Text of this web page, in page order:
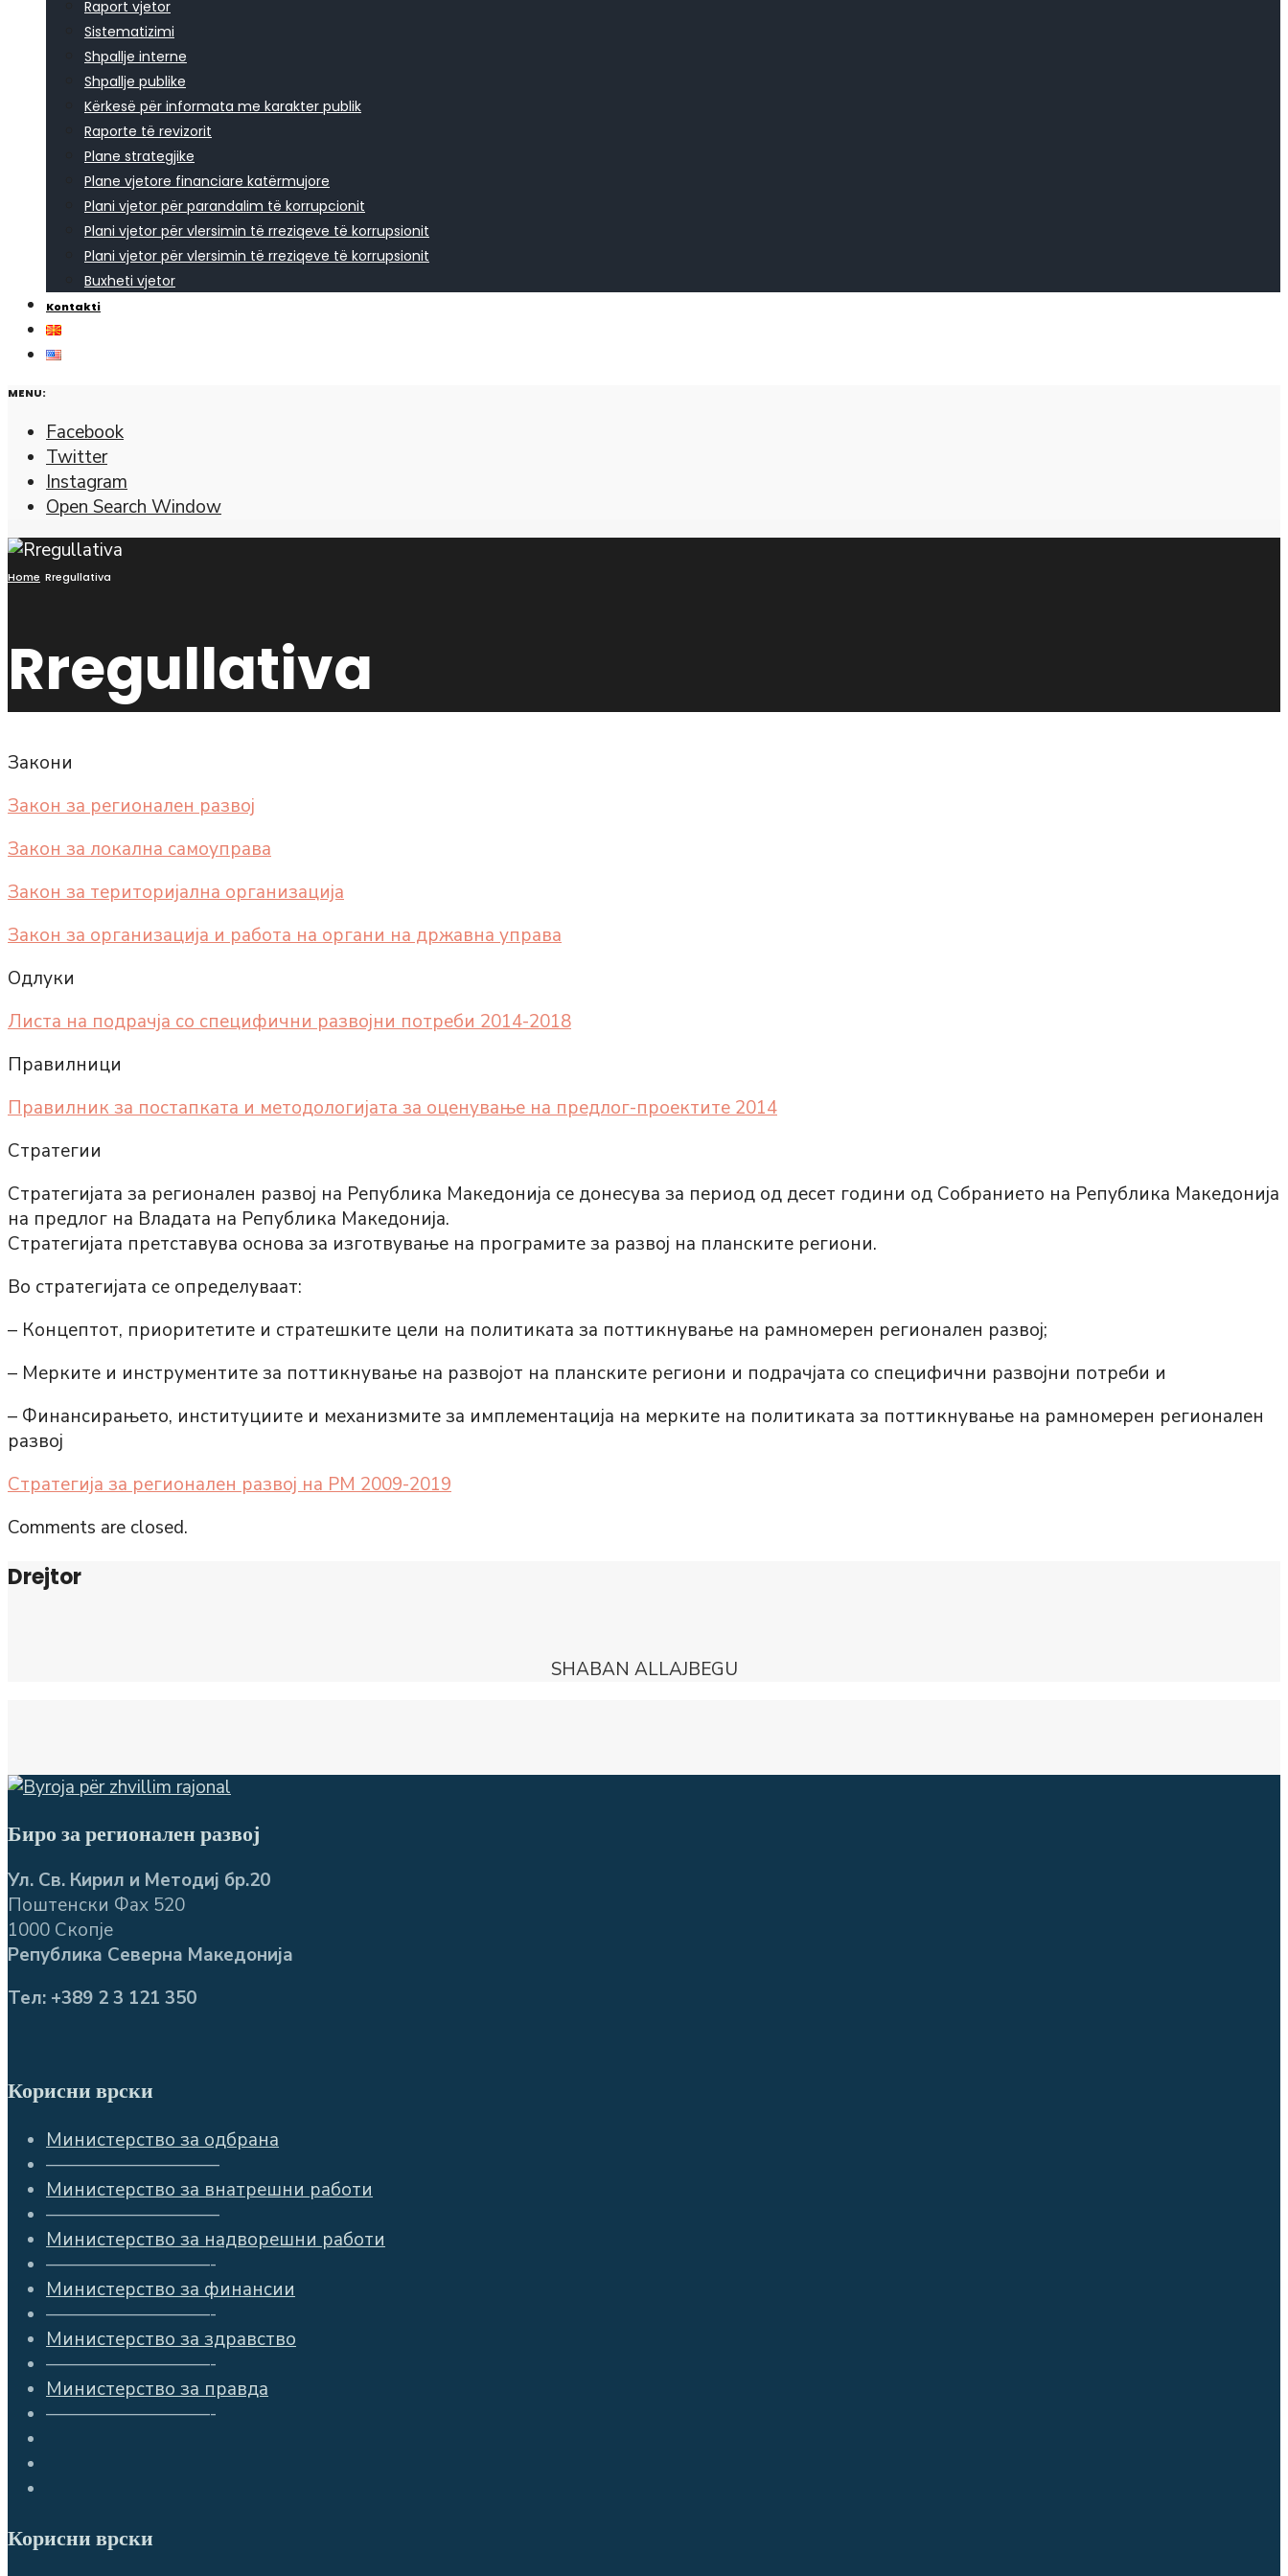
Raport vjetor
Sistematizimi
Shpallje interne
Shpallje publike
Kërkesë për informata me karakter publik
Raporte të revizorit
Plane strategjike
Plane vjetore financiare katërmujore
Plani vjetor për parandalim të korrupcionit
Plani vjetor për vlersimin të rreziqeve të korrupsionit
Plani vjetor për vlersimin të rreziqeve të korrupsionit
Buxheti vjetor
Kontakti
MENU:
Facebook
Twitter
Instagram
Open Search Window
Home Rregullativa
Rregullativa
Закони
Закон за регионален развој
Закон за локална самоуправа
Закон за територијална организација
Закон за организација и работа на органи на државна управа
Одлуки
Листа на подрачја со специфични развојни потреби 2014-2018
Правилници
Правилник за постапката и методологијата за оценување на предлог-проектите 2014
Стратегии
Стратегијата за регионален развој на Република Македонија се донесува за период од десет години од Собранието на Република Македонија
на предлог на Владата на Република Македонија.
Стратегијата претставува основа за изготвување на програмите за развој на планските региони.
Во стратегијата се определуваат:
– Концептот, приоритетите и стратешките цели на политиката за поттикнување на рамномерен регионален развој;
– Мерките и инструментите за поттикнување на развојот на планските региони и подрачјата со специфични развојни потреби и
– Финансирањето, институциите и механизмите за имплементација на мерките на политиката за поттикнување на рамномерен регионален
развој
Стратегија за регионален развој на РМ 2009-2019
Comments are closed.
Drejtor
SHABAN ALLAJBEGU
Биро за регионален развој
Ул. Св. Кирил и Методиј бр.20
Поштенски Фах 520
1000 Скопје
Република Северна Македонија
Тел: +389 2 3 121 350
Корисни врски
Министерство за одбрана
—————————–
Министерство за внатрешни работи
—————————–
Министерство за надворешни работи
—————————-
Министерство за финансии
—————————-
Министерство за здравство
—————————-
Министерство за правда
—————————-
Корисни врски